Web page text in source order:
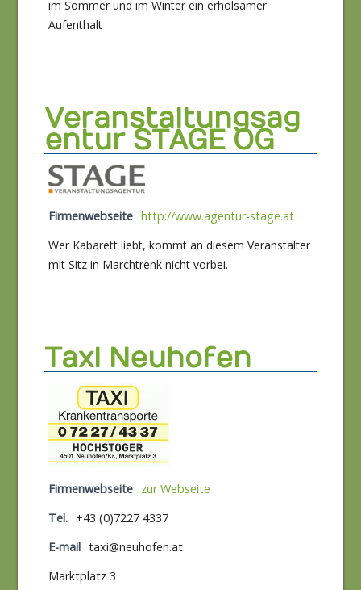
im Sommer und im Winter ein erholsamer
Aufenthalt
Veranstaltungsag
entur STAGE OG
Firmenwebseite http://www.agentur-stage.at
Wer Kabarett liebt, kommt an diesem Veranstalter
mit Sitz in Marchtrenk nicht vorbei.
Taxi Neuhofen
Firmenwebseite
zur Webseite
Tel.
+43 (0)7227 4337
E-mail taxi@neuhofen.at
Marktplatz 3